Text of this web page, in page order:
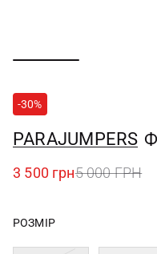
-30%
PARAJUMPERS
3 500 грн5 000 ГРН
РОЗМІР